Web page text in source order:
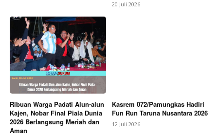
20 Juli 2026
Ribuan Warga Padati Alun-alun
Kajen, Nobar Final Piala Dunia
2026 Berlangsung Meriah dan
Aman
Kasrem 072/Pamungkas Hadiri
Fun Run Taruna Nusantara 2026
12 Juli 2026